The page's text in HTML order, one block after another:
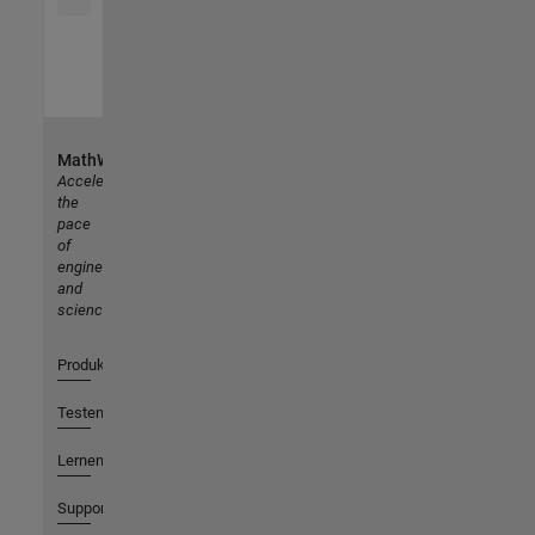
MathWorks
Accelerating
the
pace
of
engineering
and
science
Produkte
Testen oder Kaufen
Lernen
Support